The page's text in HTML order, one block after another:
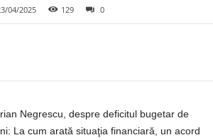
04/2025 129 0
Negrescu, despre deficitul bugetar de
La cum arată situaţia financiară, un acord